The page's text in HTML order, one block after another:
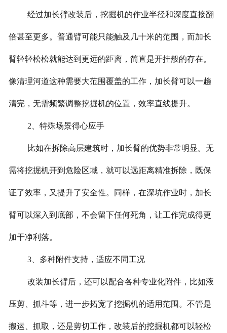
经过加长臂改装后，挖掘机的作业半径和深度直接翻
倍甚至更多。普通臂可能只能触及几十米的范围，而加长
臂轻轻松松就能达到更远的距离，简直是开挂般的存在。
像清理河道这种需要大范围覆盖的工作，加长臂可以一趟
清完，无需频繁调整挖掘机的位置，效率直线提升。
2、特殊场景得心应手
比如在拆除高层建筑时，加长臂的优势非常明显。无
需将挖掘机开到危险区域，就可以远距离精准拆除，既保
证了效率，又提升了安全性。同样，在深坑作业时，加长
臂可以深入到底部，不会留下任何死角，让工作完成得更
加干净利落。
3、多种附件支持，适应不同工况
改装加长臂后，还可以配合各种专业化附件，比如液
压剪、抓斗等，进一步拓宽了挖掘机的适用范围。不管是
搬运、抓取，还是剪切工作，改装后的挖掘机都可以轻松